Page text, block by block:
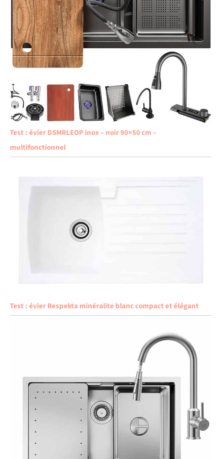
Test : évier DSMRLEOP inox – noir 90×50 cm –
multifonctionnel
Test : évier Respekta minéralite blanc compact et élégant